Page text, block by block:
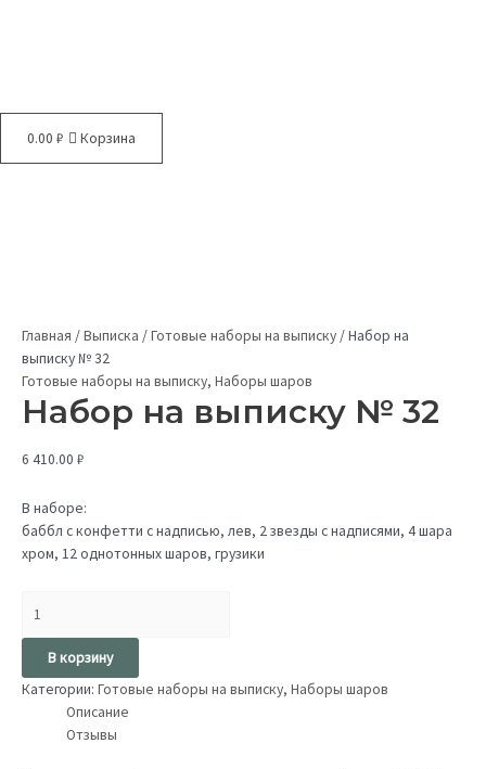
0.00 ₽ Корзина
Главная /Выписка /Готовые наборы на выписку /Набор на
выписку № 32
Готовые наборы на выписку, Наборы шаров
Набор на выписку № 32
6 410.00 ₽
В наборе:
баббл с конфетти с надписью, лев, 2 звезды с надписями, 4 шара
хром, 12 однотонных шаров, грузики
В корзину
Категории: Готовые наборы на выписку, Наборы шаров
Описание
Отзывы